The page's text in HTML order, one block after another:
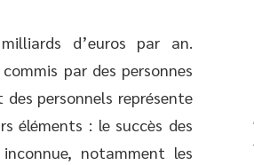
d’euros par an.
par des personnes
personnels représente
éléments : le succès des
notamment les